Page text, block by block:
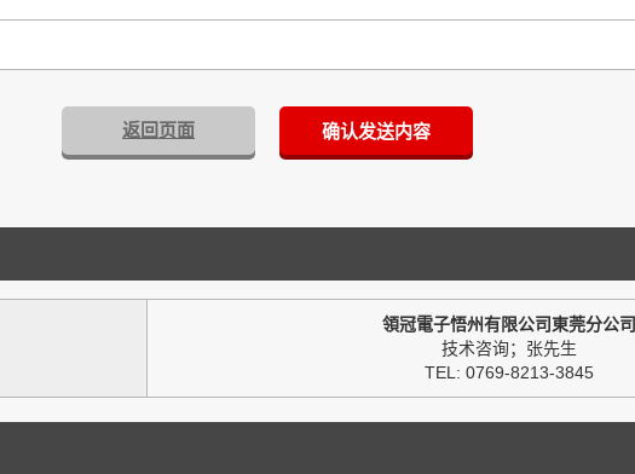
返回页面 确认发送内容
領冠電子悟州有限公司東莞分公司
技术咨询；张先生
TEL: 0769-8213-3845